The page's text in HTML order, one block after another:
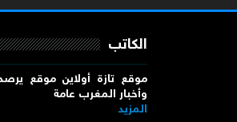
الكاتب
موقع تازة أولاين موقع
وأخبار المغرب عامة
المزيد